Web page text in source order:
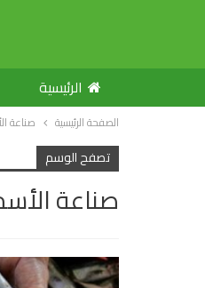
الرئيسية
الصفحة الرئيسية صناعة
تصفح الوسم
صناعة